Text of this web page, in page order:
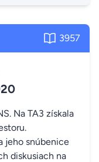
3957
Na TA3 získala
jeho snúbenice
diskusiach na